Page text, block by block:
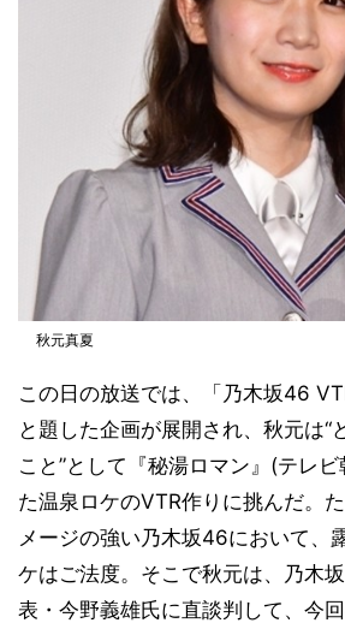
秋元真夏
この日の放送では、「乃木坂46
と題した企画が展開され、秋元は“
こと”として『秘湯ロマン』(テレ
た温泉ロケのVTR作りに挑んだ。
メージの強い乃木坂46において、
ケはご法度。そこで秋元は、乃木
表・今野義雄氏に直談判して、今